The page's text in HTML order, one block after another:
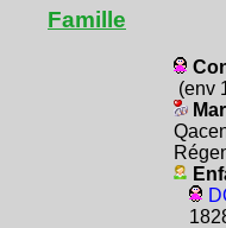
Famille
(env